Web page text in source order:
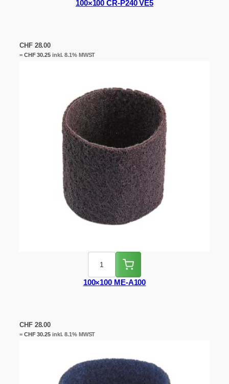
100×100 CR-P240 VE5
CHF28.00
= CHF30.25inkl. 8.1% MWST
100×100 ME-A100
CHF28.00
= CHF30.25inkl. 8.1% MWST